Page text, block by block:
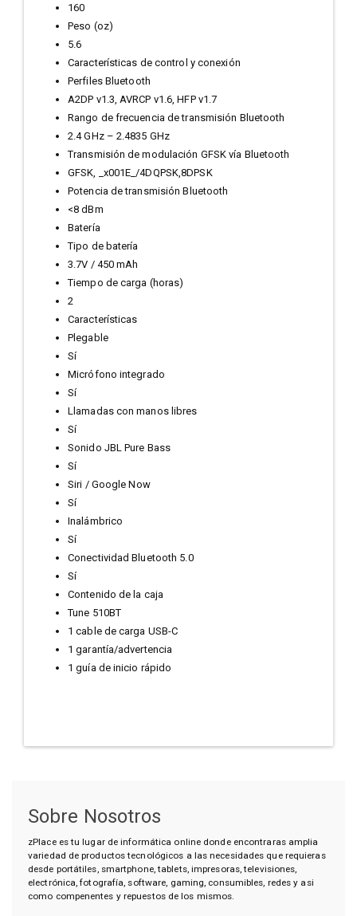
160
Peso (oz)
5.6
Características de control y conexión
Perfiles Bluetooth
A2DP v1.3, AVRCP v1.6, HFP v1.7
Rango de frecuencia de transmisión Bluetooth
2.4 GHz – 2.4835 GHz
Transmisión de modulación GFSK vía Bluetooth
GFSK, _x001E_/4DQPSK,8DPSK
Potencia de transmisión Bluetooth
<8 dBm
Batería
Tipo de batería
3.7V / 450 mAh
Tiempo de carga (horas)
2
Características
Plegable
Sí
Micrófono integrado
Sí
Llamadas con manos libres
Sí
Sonido JBL Pure Bass
Sí
Siri / Google Now
Sí
Inalámbrico
Sí
Conectividad Bluetooth 5.0
Sí
Contenido de la caja
Tune 510BT
1 cable de carga USB-C
1 garantía/advertencia
1 guía de inicio rápido
Sobre Nosotros
zPlace es tu lugar de informática online donde encontraras amplia
variedad de productos tecnológicos a las necesidades que requieras
desde portátiles, smartphone, tablets, impresoras, televisiones,
electrónica, fotografía, software, gaming, consumibles, redes y asi
como compenentes y repuestos de los mismos.